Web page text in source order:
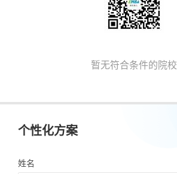
广州
暂无符合条件的院校
个性化方案
姓名